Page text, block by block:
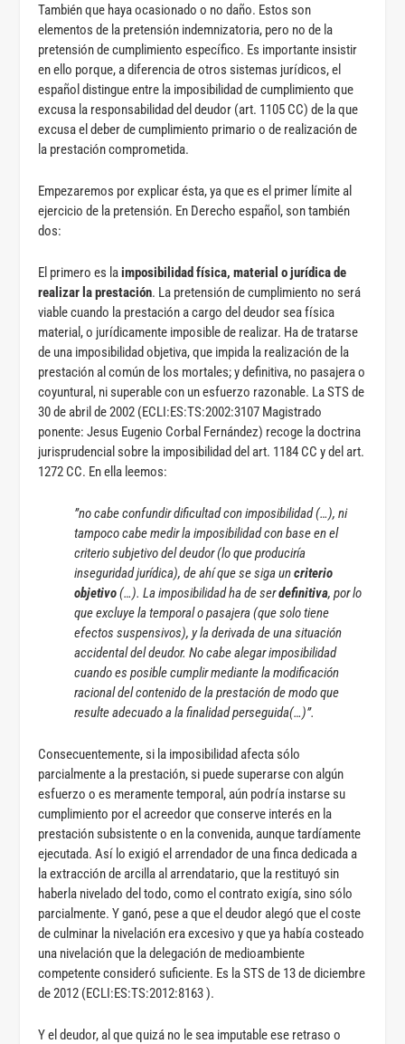
También que haya ocasionado o no daño. Estos son
elementos de la pretensión indemnizatoria, pero no de la
pretensión de cumplimiento específico. Es importante insistir
en ello porque, a diferencia de otros sistemas jurídicos, el
español distingue entre la imposibilidad de cumplimiento que
excusa la responsabilidad del deudor (art. 1105 CC) de la que
excusa el deber de cumplimiento primario o de realización de
la prestación comprometida.
Empezaremos por explicar ésta, ya que es el primer límite al
ejercicio de la pretensión. En Derecho español, son también
dos:
El primero es laimposibilidad física, material o jurídica de
realizar la prestación. La pretensión de cumplimiento no será
viable cuando la prestación a cargo del deudor sea física
material, o jurídicamente imposible de realizar. Ha de tratarse
de una imposibilidad objetiva, que impida la realización de la
prestación al común de los mortales; y definitiva, no pasajera o
coyuntural, ni superable con un esfuerzo razonable. La STS de
30 de abril de 2002 (ECLI:ES:TS:2002:3107 Magistrado
ponente: Jesus Eugenio Corbal Fernández) recoge la doctrina
jurisprudencial sobre la imposibilidad del art. 1184 CC y del art.
1272 CC. En ella leemos:
”no cabe confundir dificultad con imposibilidad (…), ni
tampoco cabe medir la imposibilidad con base en el
criterio subjetivo del deudor (lo que produciría
inseguridad jurídica), de ahí que se siga uncriterio
objetivo(…). La imposibilidad ha de serdefinitiva, por lo
que excluye la temporal o pasajera (que solo tiene
efectos suspensivos), y la derivada de una situación
accidental del deudor. No cabe alegar imposibilidad
cuando es posible cumplir mediante la modificación
racional del contenido de la prestación de modo que
resulte adecuado a la finalidad perseguida(…)”.
Consecuentemente, si la imposibilidad afecta sólo
parcialmente a la prestación, si puede superarse con algún
esfuerzo o es meramente temporal, aún podría instarse su
cumplimiento por el acreedor que conserve interés en la
prestación subsistente o en la convenida, aunque tardíamente
ejecutada. Así lo exigió el arrendador de una finca dedicada a
la extracción de arcilla al arrendatario, que la restituyó sin
haberla nivelado del todo, como el contrato exigía, sino sólo
parcialmente. Y ganó, pese a que el deudor alegó que el coste
de culminar la nivelación era excesivo y que ya había costeado
una nivelación que la delegación de medioambiente
competente consideró suficiente. Es la STS de 13 de diciembre
de 2012 (ECLI:ES:TS:2012:8163 ).
Y el deudor, al que quizá no le sea imputable ese retraso o